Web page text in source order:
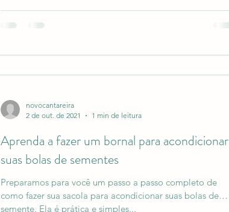
novocantareira
2 de out. de 2021
1 min de leitura
Aprenda a fazer um bornal para acondicionar
suas bolas de sementes
Preparamos para você um passo a passo completo de
como fazer sua sacola para acondicionar suas bolas de
semente. Ela é prática e simples...